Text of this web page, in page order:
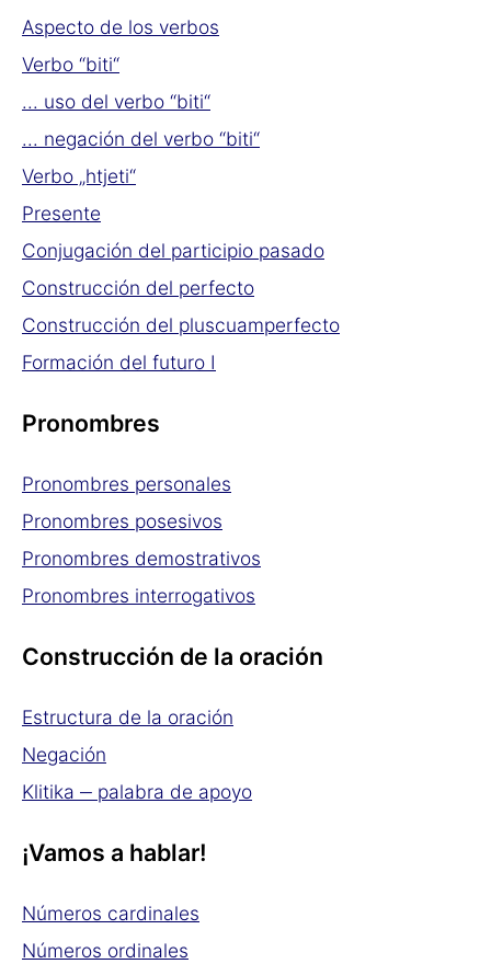
Aspecto de los verbos
Verbo “biti“
... uso del verbo “biti“
... negación del verbo “biti“
Verbo „htjeti“
Presente
Conjugación del participio pasado
Construcción del perfecto
Construcción del pluscuamperfecto
Formación del futuro I
Pronombres
Pronombres personales
Pronombres posesivos
Pronombres demostrativos
Pronombres interrogativos
Construcción de la oración
Estructura de la oración
Negación
Klitika ‒ palabra de apoyo
¡Vamos a hablar!
Números cardinales
Números ordinales